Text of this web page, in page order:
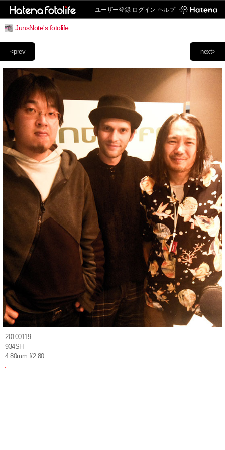
ユーザー登録 ログイン ヘルプ
JunsNote's fotolife
next>
<prev
20100119
934SH
4.80mm f/2.80